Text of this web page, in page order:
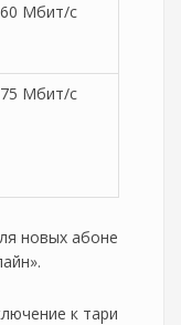
60 Мбит/с
75 Мбит/с
новых абоне
к тари